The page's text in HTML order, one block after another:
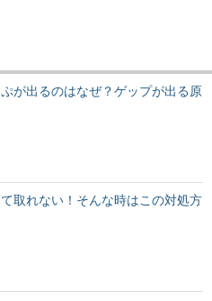
が出るのはなぜ？ゲップが出る原
取れない！そんな時はこの対処方